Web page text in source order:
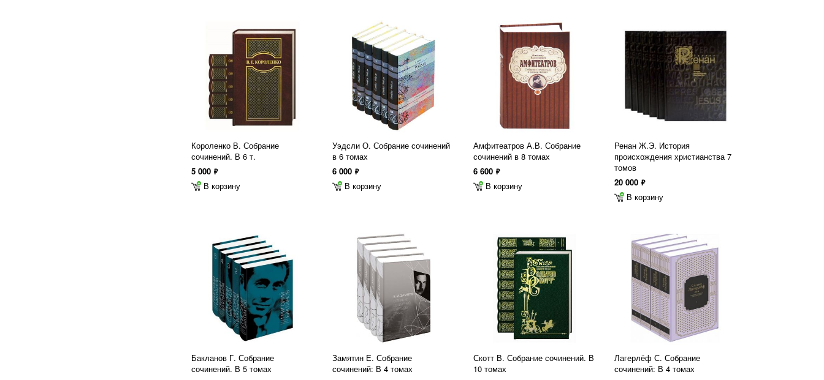
Короленко В. Собрание
сочинений. В 6 т.
5 000 ф
В корзину
Уэдсли О. Собрание сочинений
в 6 томах
6 000 ф
В корзину
Амфитеатров А.В. Собрание
сочинений в 8 томах
6 600 ф
В корзину
Ренан Ж.Э. История
происхождения христианства 7
томов
20 000 ф
В корзину
Бакланов Г. Собрание
сочинений. В 5 томах
Замятин Е. Собрание
сочинений: В 4 томах
Скотт В. Собрание сочинений. В
10 томах
Лагерлёф С. Собрание
сочинений: В 4 томах